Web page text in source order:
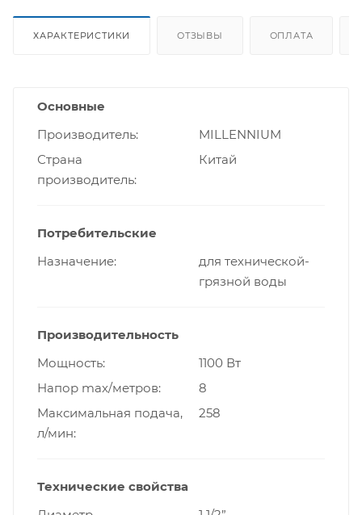
ХАРАКТЕРИСТИКИ ОТЗЫВЫ ОПЛАТА
Основные
Производитель
MILLENNIUM
Страна
производитель
Китай
Потребительские
Назначение
для технической-
грязной воды
Производительность
Мощность
1100 Вт
Напор max/метров
8
Максимальная подача,
л/мин
258
Технические свойства